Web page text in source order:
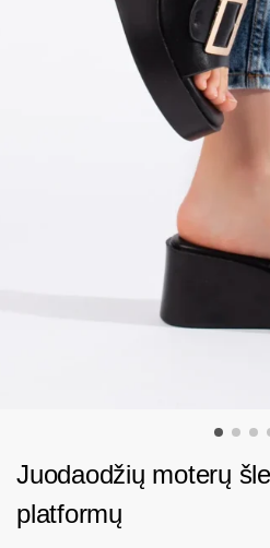
Juodaodžių moterų
platformų